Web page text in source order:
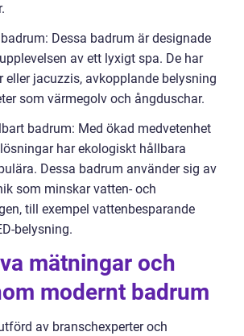
Dessa badrum är designade
av ett lyxigt spa. De har
eller jacuzzis, avkopplande belysning
som värmegolv och ångduschar.
badrum: Med ökad medvetenhet
har ekologiskt hållbara
Dessa badrum använder sig av
som minskar vatten- och
till exempel vattenbesparande
belysning.
mätningar och
modernt badrum
av branschexperter och